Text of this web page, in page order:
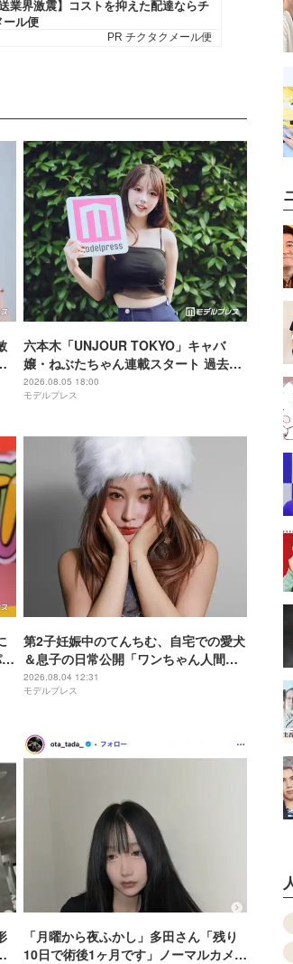
六本木「UNJOUR TOKYO」キャバ
嬢・ねぶたちゃん連載スタート 過去の
葛藤・美の秘訣・素顔に迫る
2026.08.05 18:00
モデルプレス
第2子妊娠中のてんちむ、自宅での愛犬
＆息子の日常公開「ワンちゃん人間み
たいに立っててすごい」「お部屋綺
麗」の声
2026.08.04 12:31
モデルプレス
「月曜から夜ふかし」多田さん「残り
10日で術後1ヶ月です」ノーマルカメラ